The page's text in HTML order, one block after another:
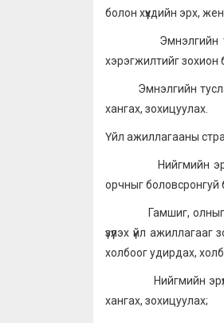
болон хүүхдийн эрх,
Эмнэлгийн
хэрэгжилтийг зохион
Эмнэлгийн
хангах, зохицуулах.
Үйл ажиллагааны
Нийгмийн эрүүл
орчныг боловсронгуй
Гамшиг, олныг
үзүүлэх үйл
холбоог удирдах,
Нийгмийн эрүүл
хангах, зохицуулах;